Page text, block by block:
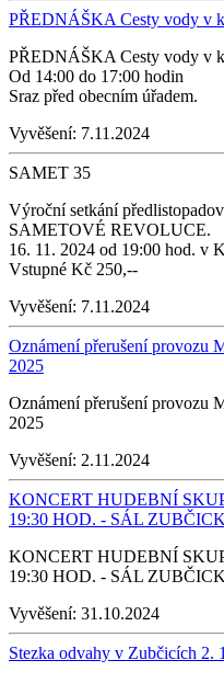
PŘEDNÁŠKA Cesty vody v
PŘEDNÁŠKA Cesty vody v
Od 14:00 do 17:00 hodin
Sraz před obecním úřadem.
Vyvěšení: 7.11.2024
SAMET 35
Výroční setkání
SAMETOVÉ REVOLUCE.
16. 11. 2024 od 19:00 hod. v
Vstupné Kč 250,--
Vyvěšení: 7.11.2024
Oznámení přerušení provozu
2025
Oznámení přerušení provozu
2025
Vyvěšení: 2.11.2024
KONCERT HUDEBNÍ
19:30 HOD. - SÁL
KONCERT HUDEBNÍ
19:30 HOD. - SÁL
Vyvěšení: 31.10.2024
Stezka odvahy v Zubčicích 2.